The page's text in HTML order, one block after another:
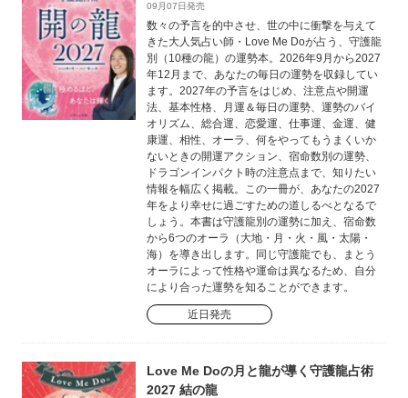
09月07日発売
数々の予言を的中させ、世の中に衝撃を与えて
きた大人気占い師・Love Me Doが占う、守護龍
別（10種の龍）の運勢本。2026年9月から2027
年12月まで、あなたの毎日の運勢を収録してい
ます。2027年の予言をはじめ、注意点や開運
法、基本性格、月運＆毎日の運勢、運勢のバイ
オリズム、総合運、恋愛運、仕事運、金運、健
康運、相性、オーラ、何をやってもうまくいか
ないときの開運アクション、宿命数別の運勢、
ドラゴンインパクト時の注意点まで、知りたい
情報を幅広く掲載。この一冊が、あなたの2027
年をより幸せに過ごすための道しるべとなるで
しょう。本書は守護龍別の運勢に加え、宿命数
から6つのオーラ（大地・月・火・風・太陽・
海）を導き出します。同じ守護龍でも、まとう
オーラによって性格や運命は異なるため、自分
により合った運勢を知ることができます。
近日発売
Love Me Doの月と龍が導く守護龍占術
2027 結の龍